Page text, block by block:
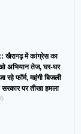
खैरागढ़ में कांग्रेस का
अभियान तेज, घर-घर
रहे फॉर्म, महंगी बिजली
पर तीखा हमला